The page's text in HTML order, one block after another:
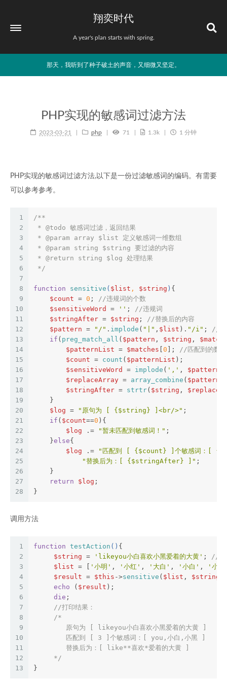
翔奕时代
A year's plan starts with spring.
那天，我听到了种子破土的声音，又细微又坚定。
PHP实现的敏感词过滤方法
2023-03-21 php 71 1.3k 1 分钟
PHP实现的敏感词过滤方法,以下是一份过滤敏感词的编码。有需要
可以参考参考。
1
2
3
4
5
6
7
8
9
10
11
12
13
14
15
16
17
18
19
20
21
22
23
24
25
26
27
28
/**
* @todo 敏感词过滤，返回结果
* @param array $list 定义敏感词一维数组
* @param string $string 要过滤的内容
* @return string $log 处理结果
*/
function sensitive ( $list , $string ) {
$count = 0 ; //违规词的个数
$sensitiveWord
= '' ; //违规词
$stringAfter = $string ; //替换后的内容
$pattern = "/" . implode ( "|" , $list ). "/i" ; //定
if ( preg_match_all ( $pattern , $string ,
$patternList = $matches 0 ]; //匹配到的数组
$count = count ( $patternList );
$sensitiveWord
= implode ( ',' ,
$replaceArray = array_combine (
$stringAfter = strtr( $string ,
    }
$log = "原句为 [ {$string} ]<br/>" ;
if ( $count==0 ){
$log .= "暂未匹配到敏感词！" ;
    }
else{
$log .= "匹配到 [ {$count} ]个敏感词：[
"替换后为：[ {$stringAfter} ]" ;
    }
return
$log ;
}
调用方法
1
2
3
4
5
6
7
8
9
10
11
12
13
function testAction ( ) {
$string = 'likeyou小白喜欢小黑爱着的大黄' ; //要
$list = [ '小明' , '小红' , '大白' , '小白' ,
'小
$result = $this ->sensitive ( $list , $string
echo ( $result );
die ;
//打印结果：
/*
        原句为 [ likeyou小白喜欢小黑爱着的大黄 ]
        匹配到 [ 3 ]个敏感词：[ you,小白,小黑 ]
        替换后为：[ like**喜欢*爱着的大黄 ]
     */
}